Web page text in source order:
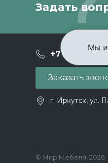
Задать
+7 (3952)
Заказать
г. Иркутск, ул.
© Мир Мебели, 2026
Мы